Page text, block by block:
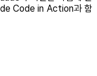
Code in Action과 함